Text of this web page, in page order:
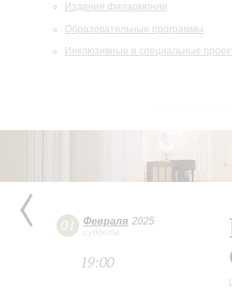
Издания филармонии
Образовательные программы
Инклюзивные и специальные
01 Февраля 2025
суббота
19:00